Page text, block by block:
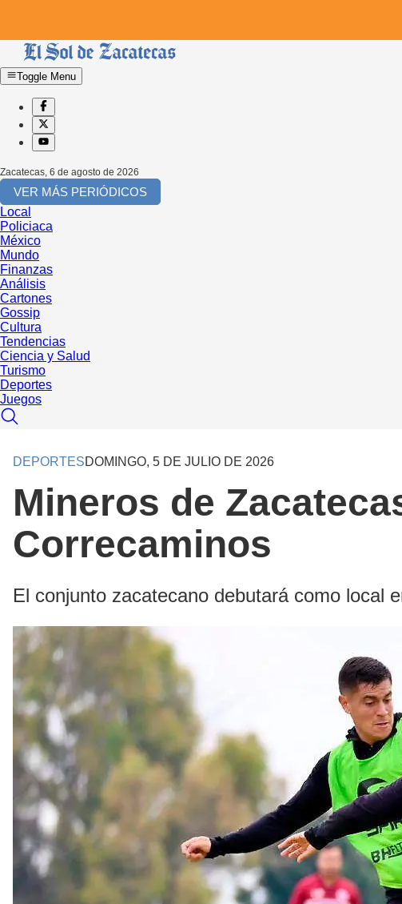
Toggle Menu
Zacatecas, 6 de agosto de 2026
VER MÁS PERIÓDICOS
Local
Policiaca
México
Mundo
Finanzas
Análisis
Cartones
Gossip
Cultura
Tendencias
Ciencia y Salud
Turismo
Deportes
Juegos
DEPORTESDOMINGO, 5 DE JULIO DE 2026
Mineros de
Correcaminos
El conjunto zacatecano debutará como local